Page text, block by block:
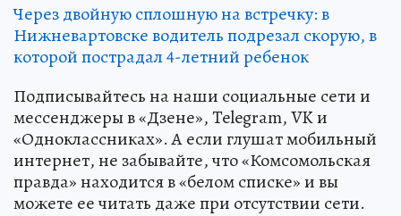
Через двойную сплошную на встречку: в
Нижневартовске водитель подрезал скорую, в
которой пострадал 4-летний ребенок
Подписывайтесь на наши социальные сети и
мессенджеры в «Дзене», Telegram, VK и
«Одноклассниках». А если глушат мобильный
интернет, не забывайте, что «Комсомольская
правда» находится в «белом списке» и вы
можете ее читать даже при отсутствии сети.